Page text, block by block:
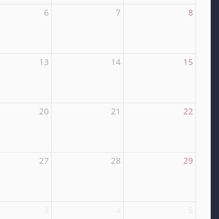
6 7 8
13 14 15
20 21 22
27 28 29
5